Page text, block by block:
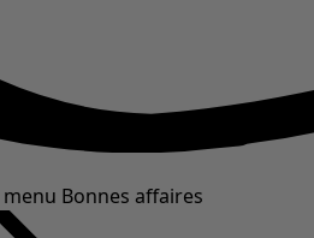
Bonnes affaires